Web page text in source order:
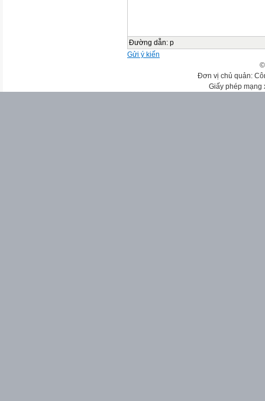
Đường dẫn: p
Gửi ý kiến
Đơn vị chủ quản:
Giấy phép mạng